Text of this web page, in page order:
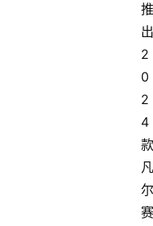
推
出
2
0
2
4
款
凡
尔
赛